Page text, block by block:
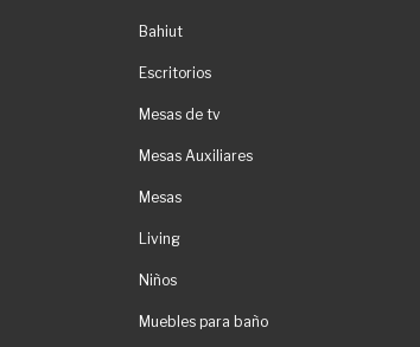
Bahiut
Escritorios
Mesas de tv
Mesas Auxiliares
Mesas
Living
Niños
Muebles para baño